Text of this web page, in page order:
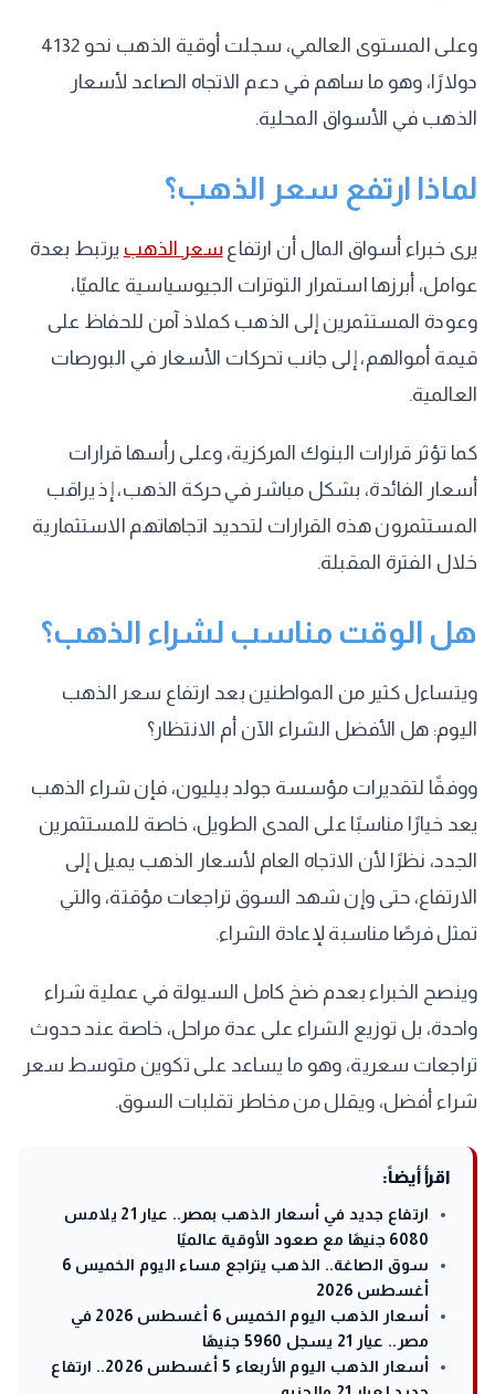
وعلى المستوى العالمي، سجلت أوقية الذهب نحو 4132
دولارًا، وهو ما ساهم في دعم الاتجاه الصاعد لأسعار
الذهب في الأسواق المحلية.
لماذا ارتفع سعر الذهب؟
يرى خبراء أسواق المال أن ارتفاع سعر الذهب يرتبط بعدة
عوامل، أبرزها استمرار التوترات الجيوسياسية عالميًا،
وعودة المستثمرين إلى الذهب كملاذ آمن للحفاظ على
قيمة أموالهم، إلى جانب تحركات الأسعار في البورصات
العالمية.
كما تؤثر قرارات البنوك المركزية، وعلى رأسها قرارات
أسعار الفائدة، بشكل مباشر في حركة الذهب، إذ يراقب
المستثمرون هذه القرارات لتحديد اتجاهاتهم الاستثمارية
خلال الفترة المقبلة.
هل الوقت مناسب لشراء الذهب؟
ويتساءل كثير من المواطنين بعد ارتفاع سعر الذهب
اليوم: هل الأفضل الشراء الآن أم الانتظار؟
ووفقًا لتقديرات مؤسسة جولد بيليون، فإن شراء الذهب
يعد خيارًا مناسبًا على المدى الطويل، خاصة للمستثمرين
الجدد، نظرًا لأن الاتجاه العام لأسعار الذهب يميل إلى
الارتفاع، حتى وإن شهد السوق تراجعات مؤقتة، والتي
تمثل فرصًا مناسبة لإعادة الشراء.
وينصح الخبراء بعدم ضخ كامل السيولة في عملية شراء
واحدة، بل توزيع الشراء على عدة مراحل، خاصة عند حدوث
تراجعات سعرية، وهو ما يساعد على تكوين متوسط سعر
شراء أفضل، ويقلل من مخاطر تقلبات السوق.
اقرأ أيضاً:
ارتفاع جديد في أسعار الذهب بمصر.. عيار 21 يلامس
6080 جنيهًا مع صعود الأوقية عالميًا
سوق الصاغة.. الذهب يتراجع مساء اليوم الخميس 6
أغسطس 2026
أسعار الذهب اليوم الخميس 6 أغسطس 2026 في
مصر.. عيار 21 يسجل 5960 جنيهًا
أسعار الذهب اليوم الأربعاء 5 أغسطس 2026.. ارتفاع